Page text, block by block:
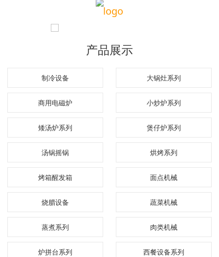
产品展示
制冷设备 大锅灶系列
商用电磁炉 小炒炉系列
矮汤炉系列 煲仔炉系列
汤锅摇锅 烘烤系列
烤箱醒发箱 面点机械
烧腊设备 蔬菜机械
蒸煮系列 肉类机械
炉拼台系列 西餐设备系列